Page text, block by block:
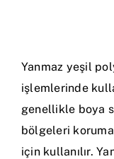
Yanmaz yeşil
işlemlerinde
genellikle boya
bölgeleri
için kullanılır.